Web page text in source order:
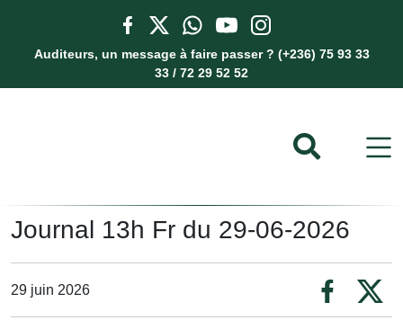
Auditeurs, un message à faire passer ? (+236) 75 93 33
33 / 72 29 52 52
Journal 13h Fr du 29-06-2026
29 juin 2026